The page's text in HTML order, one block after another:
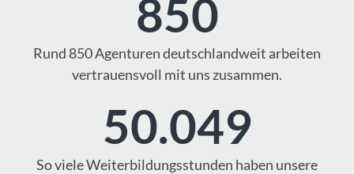
850
Rund 850 Agenturen deutschlandweit arbeiten
vertrauensvoll mit uns zusammen.
50.049
So viele Weiterbildungsstunden haben unsere